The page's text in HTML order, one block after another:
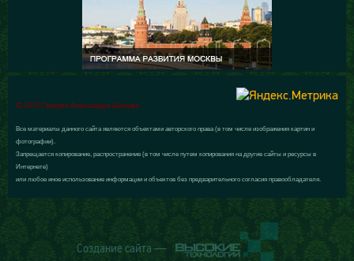
© 2015 Галерея Александра Шилова
Все материалы данного сайта являются объектами авторского права (в том числе изображения картин и
фотографии).
Запрещается копирование, распространение (в том числе путем копирования на другие сайты и ресурсы в
Интернете)
или любое иное использование информации и объектов без предварительного согласия правообладателя.
Создание сайта —